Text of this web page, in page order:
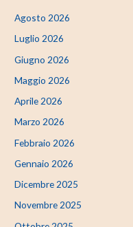
Agosto 2026
Luglio 2026
Giugno 2026
Maggio 2026
Aprile 2026
Marzo 2026
Febbraio 2026
Gennaio 2026
Dicembre 2025
Novembre 2025